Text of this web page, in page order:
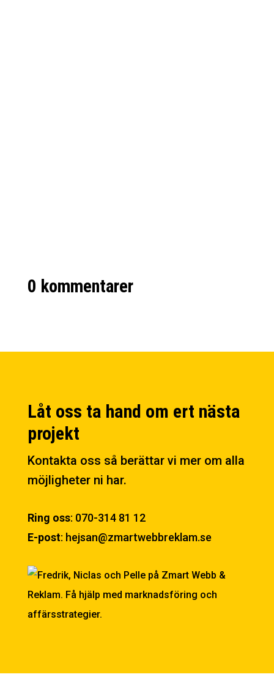
0 kommentarer
Låt oss ta hand om ert nästa
projekt
Kontakta oss så berättar vi mer om alla
möjligheter ni har.
Ring oss: 070-314 81 12
E-post: hejsan@zmartwebbreklam.se